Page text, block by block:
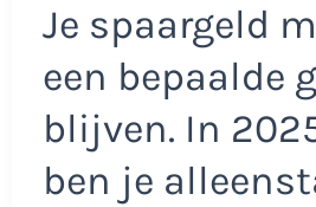
Je spaargeld
een bepaalde
blijven. In
ben je